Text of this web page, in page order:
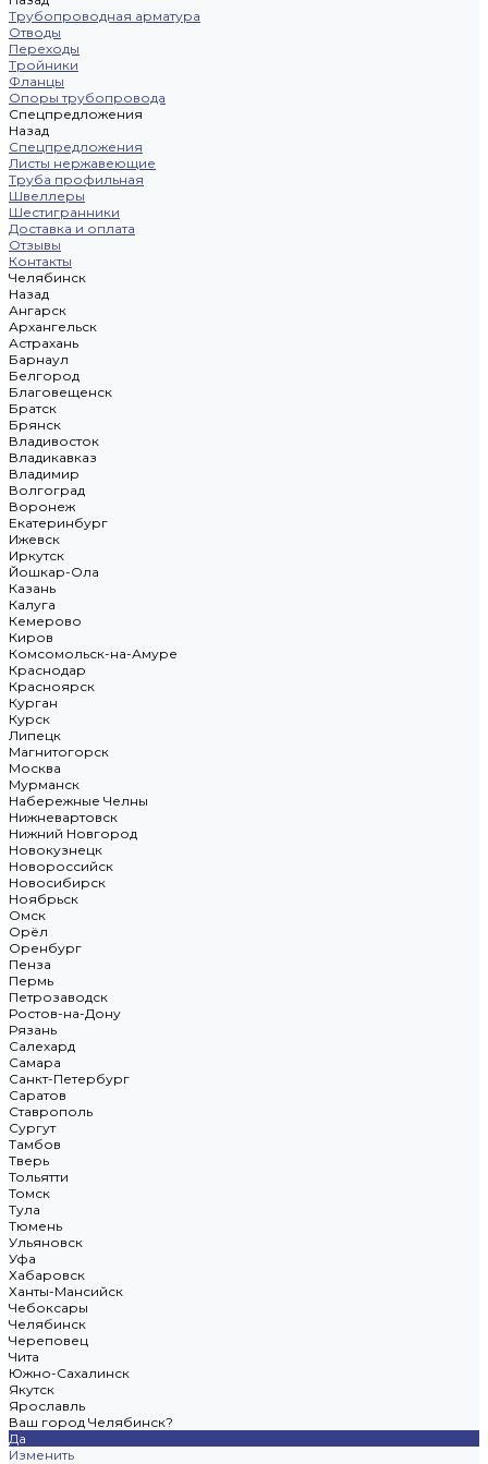
Трубопроводная арматура
Отводы
Переходы
Тройники
Фланцы
Опоры трубопровода
Спецпредложения
Назад
Спецпредложения
Листы нержавеющие
Труба профильная
Швеллеры
Шестигранники
Доставка и оплата
Отзывы
Контакты
Челябинск
Назад
Ангарск
Архангельск
Астрахань
Барнаул
Белгород
Благовещенск
Братск
Брянск
Владивосток
Владикавказ
Владимир
Волгоград
Воронеж
Екатеринбург
Ижевск
Иркутск
Йошкар-Ола
Казань
Калуга
Кемерово
Киров
Комсомольск-на-Амуре
Краснодар
Красноярск
Курган
Курск
Липецк
Магнитогорск
Москва
Мурманск
Набережные Челны
Нижневартовск
Нижний Новгород
Новокузнецк
Новороссийск
Новосибирск
Ноябрьск
Омск
Орёл
Оренбург
Пенза
Пермь
Петрозаводск
Ростов-на-Дону
Рязань
Салехард
Самара
Санкт-Петербург
Саратов
Ставрополь
Сургут
Тамбов
Тверь
Тольятти
Томск
Тула
Тюмень
Ульяновск
Уфа
Хабаровск
Ханты-Мансийск
Чебоксары
Челябинск
Череповец
Чита
Южно-Сахалинск
Якутск
Ярославль
Ваш город Челябинск?
Да
Изменить